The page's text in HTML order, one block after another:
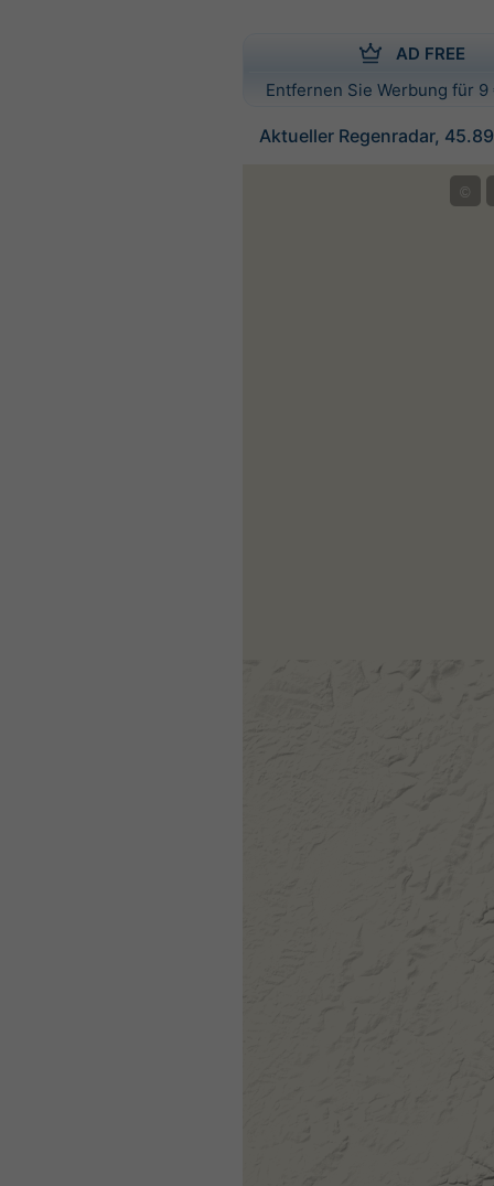
AD FREE
Entfernen Sie Werbung für
Aktueller Regenradar,
©